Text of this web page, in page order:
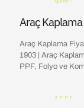
Araç Kaplama
Araç Kaplama
1903 | Araç
PPF, Folyo ve